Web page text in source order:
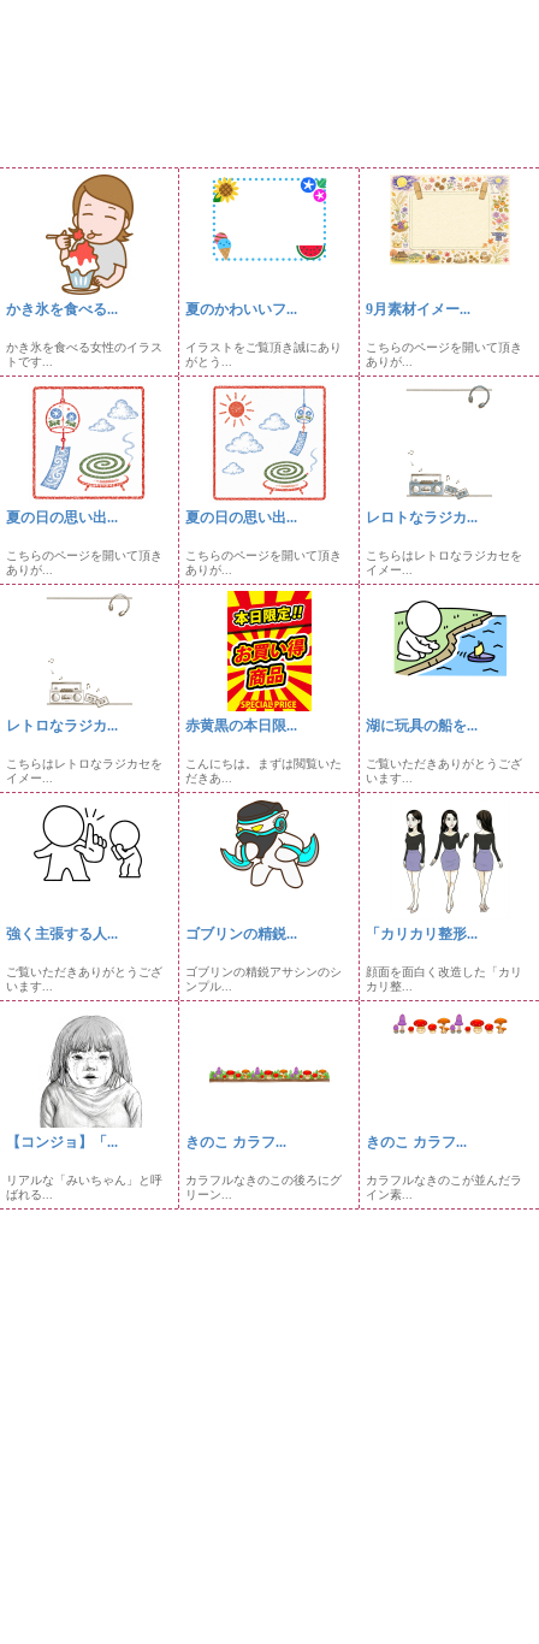
かき氷を食べる...
かき氷を食べる女性のイラス
トです...
夏のかわいいフ...
イラストをご覧頂き誠にあり
がとう...
9月素材イメー...
こちらのページを開いて頂き
ありが...
夏の日の思い出...
こちらのページを開いて頂き
ありが...
夏の日の思い出...
こちらのページを開いて頂き
ありが...
レロトなラジカ...
こちらはレトロなラジカセを
イメー...
レトロなラジカ...
こちらはレトロなラジカセを
イメー...
赤黄黒の本日限...
こんにちは。まずは閲覧いた
だきあ...
湖に玩具の船を...
ご覧いただきありがとうござ
います...
強く主張する人...
ご覧いただきありがとうござ
います...
ゴブリンの精鋭...
ゴブリンの精鋭アサシンのシ
ンプル...
「カリカリ整形...
顔面を面白く改造した「カリ
カリ整...
【コンジョ】「...
リアルな「みいちゃん」と呼
ばれる...
きのこ カラフ...
カラフルなきのこの後ろにグ
リーン...
きのこ カラフ...
カラフルなきのこが並んだラ
イン素...